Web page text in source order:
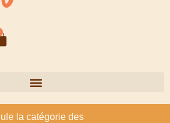
la catégorie des